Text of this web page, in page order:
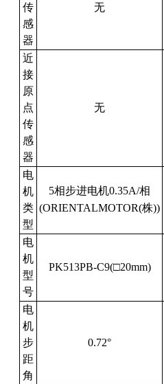
传
感
器
无
近
接
原
点
传
感
器
无
电
机
类
型
5相步进电机0.35A/相
(ORIENTALMOTOR(株))
电
机
型
号
PK513PB-C9(□20mm)
电
机
步
距
角
0.72°